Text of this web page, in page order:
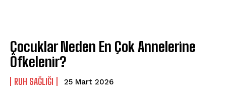
Çocuklar Neden En Çok Annelerine
Öfkelenir?
⁠RUH SAĞLIĞI 25 Mart 2026